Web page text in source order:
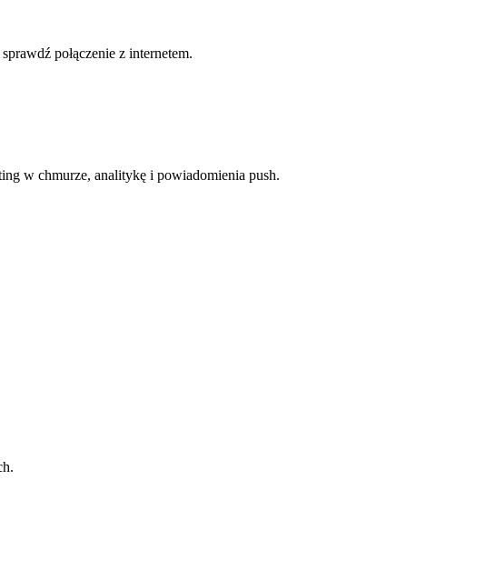
połączenie z internetem.
w chmurze, analitykę i powiadomienia push.